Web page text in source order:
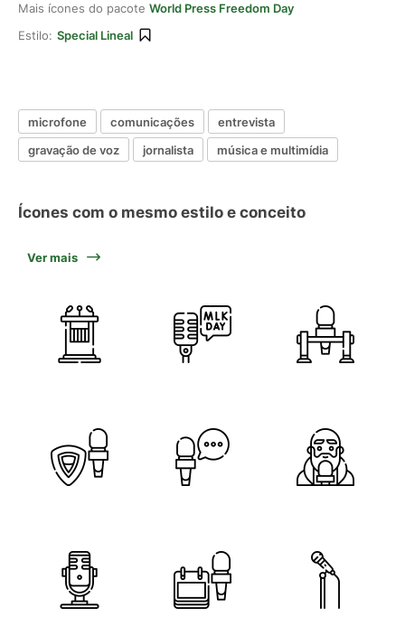
Mais ícones do pacote World Press Freedom Day
Estilo: Special Lineal
microfone comunicações
entrevista
gravação de voz
jornalista música e multimídia
Ícones com o mesmo estilo e conceito
Ver mais